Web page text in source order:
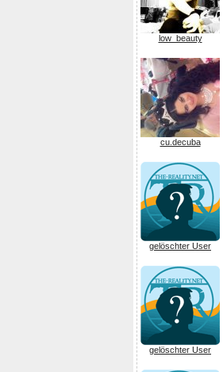
low_beauty
cu.decuba
gelöschter User
gelöschter User